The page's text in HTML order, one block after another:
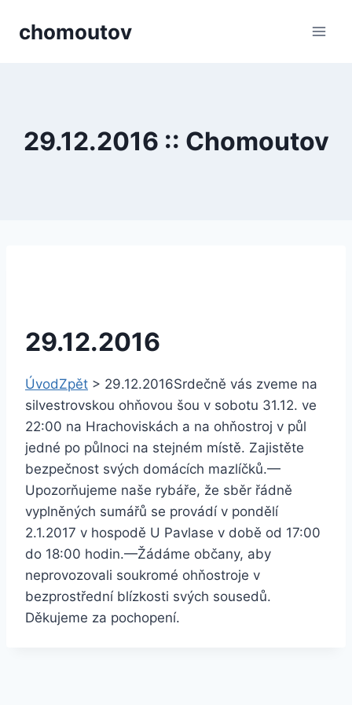
chomoutov
29.12.2016 :: Chomoutov
29.12.2016
ÚvodZpět > 29.12.2016Srdečně vás zveme na
silvestrovskou ohňovou šou v sobotu 31.12. ve
22:00 na Hrachoviskách a na ohňostroj v půl
jedné po půlnoci na stejném místě. Zajistěte
bezpečnost svých domácích mazlíčků.—
Upozorňujeme naše rybáře, že sběr řádně
vyplněných sumářů se provádí v pondělí
2.1.2017 v hospodě U Pavlase v době od 17:00
do 18:00 hodin.—Žádáme občany, aby
neprovozovali soukromé ohňostroje v
bezprostřední blízkosti svých sousedů.
Děkujeme za pochopení.